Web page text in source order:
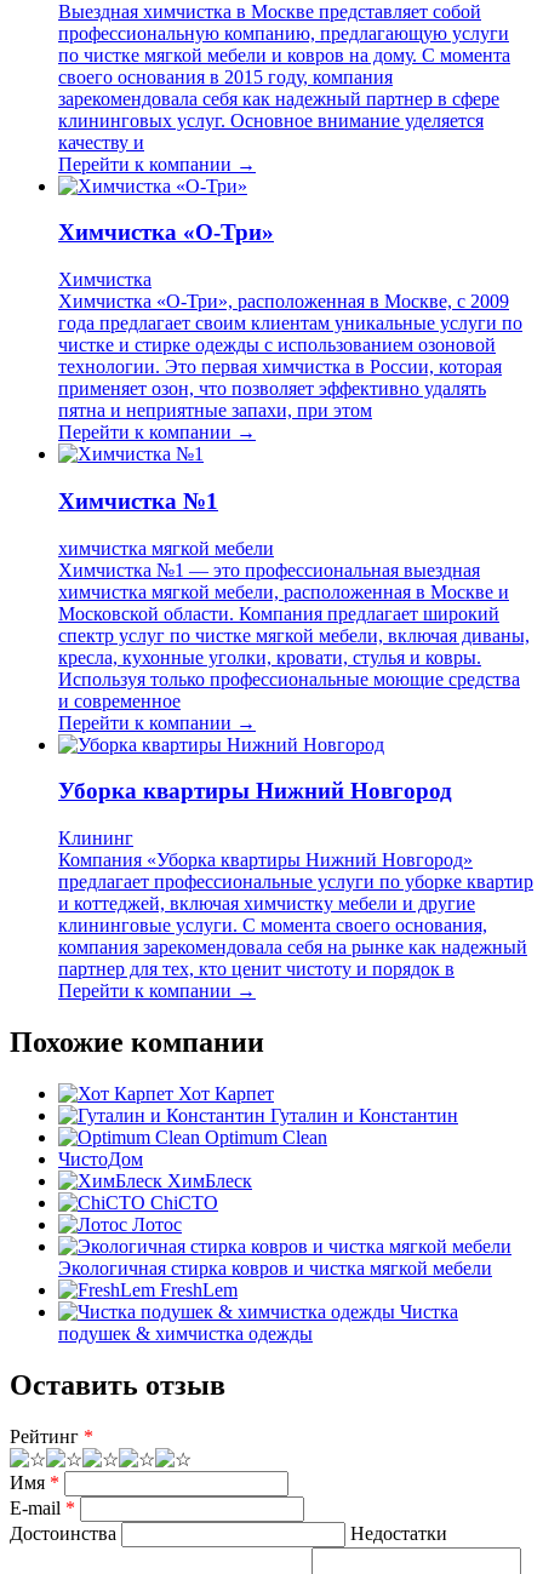
Выездная химчистка в Москве представляет собой
профессиональную компанию, предлагающую услуги
по чистке мягкой мебели и ковров на дому. С момента
своего основания в 2015 году, компания
зарекомендовала себя как надежный партнер в сфере
клининговых услуг. Основное внимание уделяется
качеству и
Перейти к компании →
Химчистка «О-Три»
Химчистка
Химчистка «О-Три», расположенная в Москве, с 2009
года предлагает своим клиентам уникальные услуги по
чистке и стирке одежды с использованием озоновой
технологии. Это первая химчистка в России, которая
применяет озон, что позволяет эффективно удалять
пятна и неприятные запахи, при этом
Перейти к компании →
Химчистка №1
химчистка мягкой мебели
Химчистка №1 — это профессиональная выездная
химчистка мягкой мебели, расположенная в Москве и
Московской области. Компания предлагает широкий
спектр услуг по чистке мягкой мебели, включая диваны,
кресла, кухонные уголки, кровати, стулья и ковры.
Используя только профессиональные моющие средства
и современное
Перейти к компании →
Уборка квартиры Нижний Новгород
Клининг
Компания «Уборка квартиры Нижний Новгород»
предлагает профессиональные услуги по уборке квартир
и коттеджей, включая химчистку мебели и другие
клининговые услуги. С момента своего основания,
компания зарекомендовала себя на рынке как надежный
партнер для тех, кто ценит чистоту и порядок в
Перейти к компании →
Похожие компании
Хот Карпет
Гуталин и Константин
Optimum Clean
ЧистоДом
ХимБлеск
ChiСТО
Лотос
Экологичная стирка ковров и чистка мягкой мебели
FreshLem
Чистка
подушек & химчистка одежды
Оставить отзыв
Рейтинг *
Имя *
E-mail *
Достоинства
Недостатки